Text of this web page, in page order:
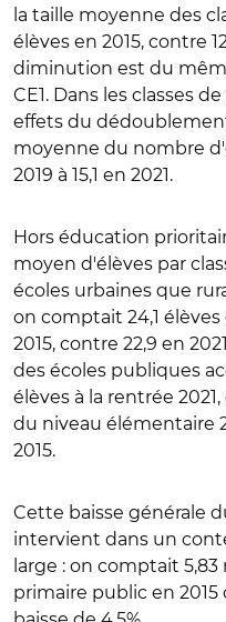
la taille moyenne des
élèves en 2015, contre
diminution est du
CE1. Dans les classes
effets du
moyenne du nombre
2019 à 15,1 en 2021.
Hors éducation
moyen d'élèves par
écoles urbaines que
on comptait 24,1
2015, contre 22,9 en
des écoles publiques
élèves à la rentrée
du niveau élémentaire
2015.
Cette baisse générale
intervient dans un
large : on comptait
primaire public en